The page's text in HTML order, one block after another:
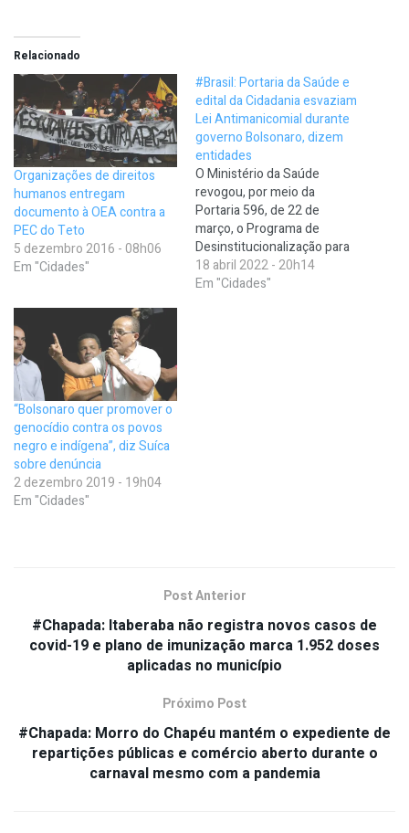
Relacionado
Organizações de direitos
humanos entregam
documento à OEA contra a
PEC do Teto
5 dezembro 2016 - 08h06
Em "Cidades"
#Brasil: Portaria da Saúde e
edital da Cidadania esvaziam
Lei Antimanicomial durante
governo Bolsonaro, dizem
entidades
O Ministério da Saúde
revogou, por meio da
Portaria 596, de 22 de
março, o Programa de
Desinstitucionalização para
reinserção social de pessoas
com problemas de saúde
18 abril 2022 - 20h14
Em "Cidades"
“Bolsonaro quer promover o
genocídio contra os povos
negro e indígena”, diz Suíca
sobre denúncia
2 dezembro 2019 - 19h04
Em "Cidades"
Post Anterior
#Chapada: Itaberaba não registra novos casos de
covid-19 e plano de imunização marca 1.952 doses
aplicadas no município
Próximo Post
#Chapada: Morro do Chapéu mantém o expediente de
repartições públicas e comércio aberto durante o
carnaval mesmo com a pandemia